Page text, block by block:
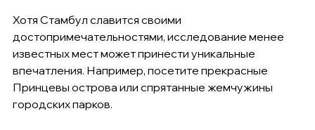
Хотя Стамбул славится своими
достопримечательностями, исследование менее
известных мест может принести уникальные
впечатления. Например, посетите прекрасные
Принцевы острова или спрятанные жемчужины
городских парков.